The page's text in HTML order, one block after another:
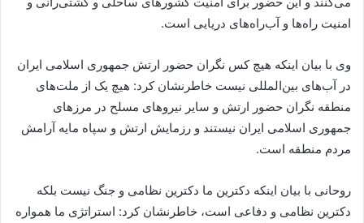
امنیت راه‌ها و آب‌راه‌های دریایی است.
وی با بیان اینکه هیچ کس نگران حضور ارتش جمهوری اسلامی ایران
در آب‌های بین‌المللی نیست خاطرنشان کرد: هیچ یک از ملت‌های
منطقه نگران حضور ارتش و سایر نیروهای مسلح در مرزهای
جمهوری اسلامی ایران نیستند و رزمایش ارتش و سپاه مایه آرامش
مردم منطقه است.
روحانی با بیان اینکه دکترین ما دکترین نظامی و جنگ نیست بلکه
دکترین نظامی و دفاعی است، خاطرنشان کرد: استراتژی ما همواره